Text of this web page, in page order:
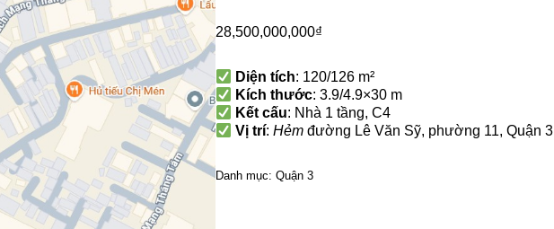
28,500,000,000₫
Diện tích: 120/126 m²
Kích thước: 3.9/4.9×30 m
Kết cấu: Nhà 1 tầng, C4
Vị trí:Hẻm đường Lê Văn Sỹ, phường 11, Quận 3
Danh mục:Quận 3